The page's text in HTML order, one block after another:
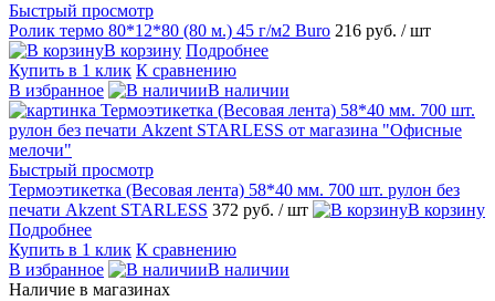
Быстрый просмотр
Ролик термо 80*12*80 (80 м.) 45 г/м2 Buro 216 руб. / шт
В корзину Подробнее
Купить в 1 клик К сравнению
В избранное
В наличии
Быстрый просмотр
Термоэтикетка (Весовая лента) 58*40 мм. 700 шт. рулон без
печати Akzent STARLESS 372 руб. / шт
В корзину
Подробнее
Купить в 1 клик К сравнению
В избранное
В наличии
Наличие в магазинах